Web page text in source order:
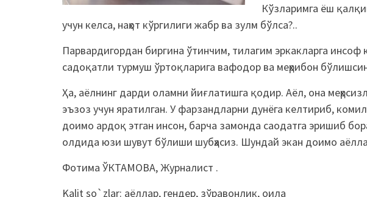
Кўзларимга ёш
учун келса, наҳот кўргилиги жабр ва зулм бўлса?..
Парвардигордан биргина ўтинчим, тилагим эркакларга инсоф
садоқатли турмуш ўртоқларига вафодор ва меҳрибон
Ҳа, аёлнинг дарди оламни йиғлатишга қодир. Аёл, она
эъзоз учун яратилган. У фарзандларни дунёга келтириб,
доимо ардоқ этган инсон, барча замонда саодатга эришиб
олдида юзи шувут бўлиши шубҳасиз. Шундай экан доимо
Фотима ЎКТАМОВА, Журналист .
Kalit so`zlar: аёллар, гендер, зўравонлик, оила